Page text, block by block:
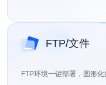
FTP/文件
FTP环境一键部署，图形